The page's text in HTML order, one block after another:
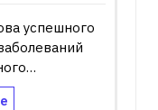
успешного